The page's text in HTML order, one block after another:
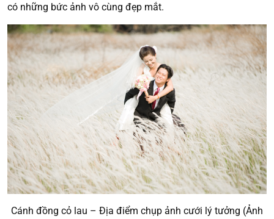
có những bức ảnh vô cùng đẹp mắt.
Cánh đồng cỏ lau – Địa điểm chụp ảnh cưới lý tưởng (Ảnh